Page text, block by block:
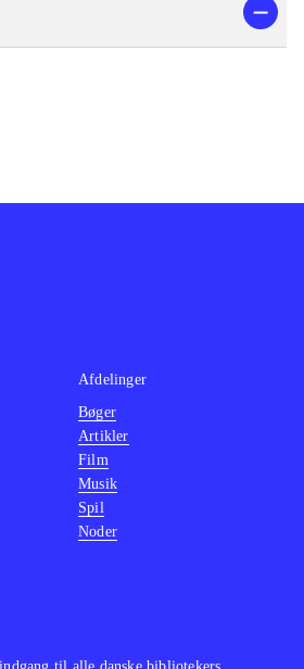
Afdelinger
Bøger
Artikler
Film
Musik
Spil
Noder